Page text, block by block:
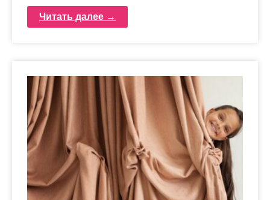
Читать далее →